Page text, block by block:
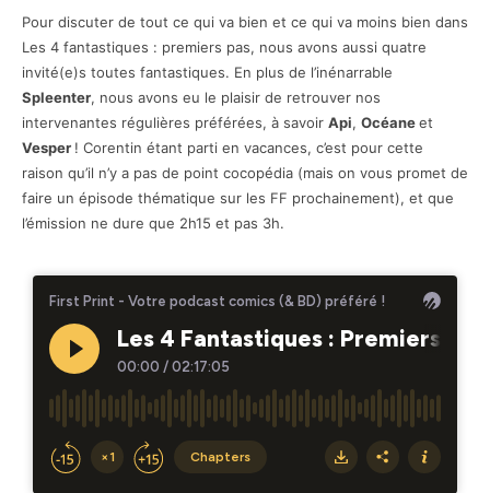
Pour discuter de tout ce qui va bien et ce qui va moins bien dans
Les 4 fantastiques : premiers pas, nous avons aussi quatre
invité(e)s toutes fantastiques. En plus de l’inénarrable
Spleenter, nous avons eu le plaisir de retrouver nos
intervenantes régulières préférées, à savoir Api, Océaneet
Vesper ! Corentin étant parti en vacances, c’est pour cette
raison qu’il n’y a pas de point cocopédia (mais on vous promet de
faire un épisode thématique sur les FF prochainement), et que
l’émission ne dure que 2h15 et pas 3h.